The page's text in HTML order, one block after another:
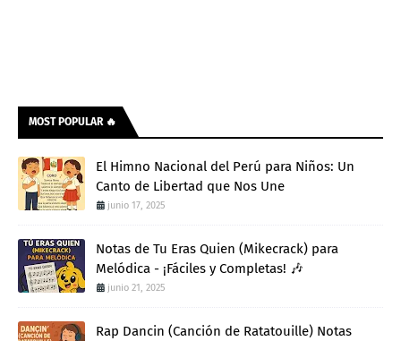
MOST POPULAR 🔥
El Himno Nacional del Perú para Niños: Un
Canto de Libertad que Nos Une
junio 17, 2025
Notas de Tu Eras Quien (Mikecrack) para
Melódica - ¡Fáciles y Completas! 🎶
junio 21, 2025
Rap Dancin (Canción de Ratatouille) Notas